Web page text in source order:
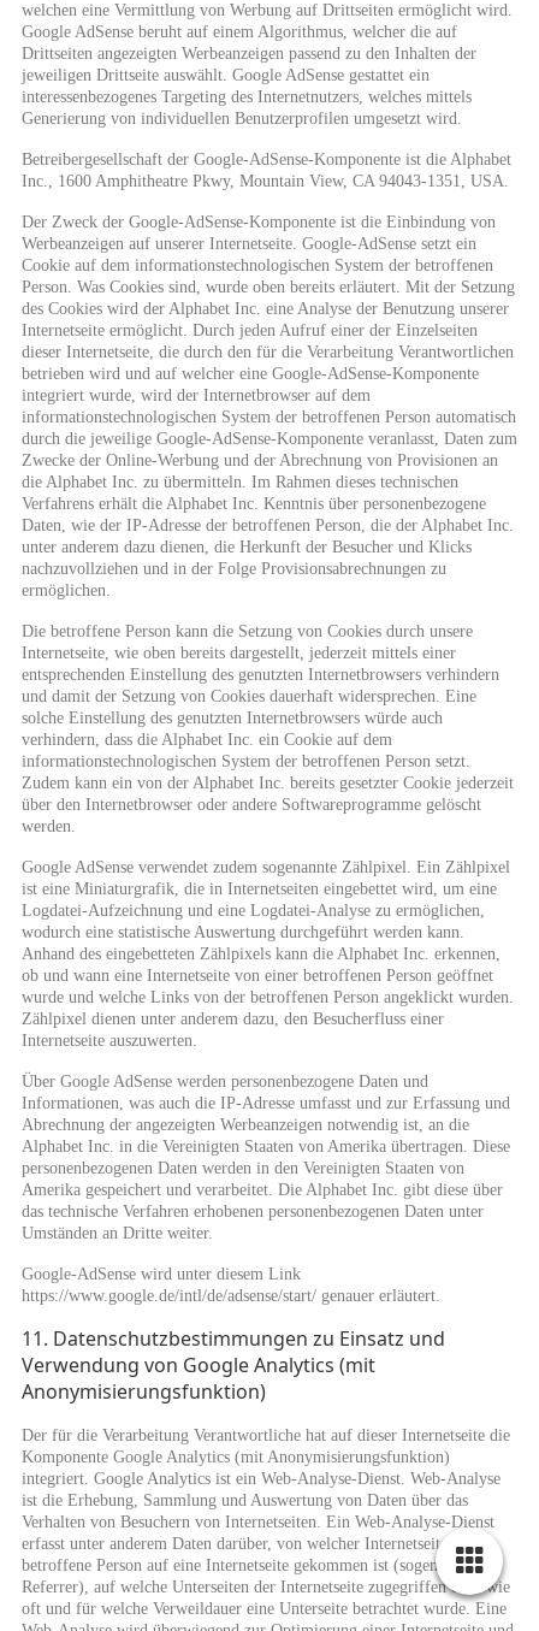
welchen eine Vermittlung von Werbung auf Drittseiten ermöglicht wird.
Google AdSense beruht auf einem Algorithmus, welcher die auf
Drittseiten angezeigten Werbeanzeigen passend zu den Inhalten der
jeweiligen Drittseite auswählt. Google AdSense gestattet ein
interessenbezogenes Targeting des Internetnutzers, welches mittels
Generierung von individuellen Benutzerprofilen umgesetzt wird.
Betreibergesellschaft der Google-AdSense-Komponente ist die Alphabet
Inc., 1600 Amphitheatre Pkwy, Mountain View, CA 94043-1351, USA.
Der Zweck der Google-AdSense-Komponente ist die Einbindung von
Werbeanzeigen auf unserer Internetseite. Google-AdSense setzt ein
Cookie auf dem informationstechnologischen System der betroffenen
Person. Was Cookies sind, wurde oben bereits erläutert. Mit der Setzung
des Cookies wird der Alphabet Inc. eine Analyse der Benutzung unserer
Internetseite ermöglicht. Durch jeden Aufruf einer der Einzelseiten
dieser Internetseite, die durch den für die Verarbeitung Verantwortlichen
betrieben wird und auf welcher eine Google-AdSense-Komponente
integriert wurde, wird der Internetbrowser auf dem
informationstechnologischen System der betroffenen Person automatisch
durch die jeweilige Google-AdSense-Komponente veranlasst, Daten zum
Zwecke der Online-Werbung und der Abrechnung von Provisionen an
die Alphabet Inc. zu übermitteln. Im Rahmen dieses technischen
Verfahrens erhält die Alphabet Inc. Kenntnis über personenbezogene
Daten, wie der IP-Adresse der betroffenen Person, die der Alphabet Inc.
unter anderem dazu dienen, die Herkunft der Besucher und Klicks
nachzuvollziehen und in der Folge Provisionsabrechnungen zu
ermöglichen.
Die betroffene Person kann die Setzung von Cookies durch unsere
Internetseite, wie oben bereits dargestellt, jederzeit mittels einer
entsprechenden Einstellung des genutzten Internetbrowsers verhindern
und damit der Setzung von Cookies dauerhaft widersprechen. Eine
solche Einstellung des genutzten Internetbrowsers würde auch
verhindern, dass die Alphabet Inc. ein Cookie auf dem
informationstechnologischen System der betroffenen Person setzt.
Zudem kann ein von der Alphabet Inc. bereits gesetzter Cookie jederzeit
über den Internetbrowser oder andere Softwareprogramme gelöscht
werden.
Google AdSense verwendet zudem sogenannte Zählpixel. Ein Zählpixel
ist eine Miniaturgrafik, die in Internetseiten eingebettet wird, um eine
Logdatei-Aufzeichnung und eine Logdatei-Analyse zu ermöglichen,
wodurch eine statistische Auswertung durchgeführt werden kann.
Anhand des eingebetteten Zählpixels kann die Alphabet Inc. erkennen,
ob und wann eine Internetseite von einer betroffenen Person geöffnet
wurde und welche Links von der betroffenen Person angeklickt wurden.
Zählpixel dienen unter anderem dazu, den Besucherfluss einer
Internetseite auszuwerten.
Über Google AdSense werden personenbezogene Daten und
Informationen, was auch die IP-Adresse umfasst und zur Erfassung und
Abrechnung der angezeigten Werbeanzeigen notwendig ist, an die
Alphabet Inc. in die Vereinigten Staaten von Amerika übertragen. Diese
personenbezogenen Daten werden in den Vereinigten Staaten von
Amerika gespeichert und verarbeitet. Die Alphabet Inc. gibt diese über
das technische Verfahren erhobenen personenbezogenen Daten unter
Umständen an Dritte weiter.
Google-AdSense wird unter diesem Link
https://www.google.de/intl/de/adsense/start/ genauer erläutert.
11. Datenschutzbestimmungen zu Einsatz und
Verwendung von Google Analytics (mit
Anonymisierungsfunktion)
Der für die Verarbeitung Verantwortliche hat auf dieser Internetseite die
Komponente Google Analytics (mit Anonymisierungsfunktion)
integriert. Google Analytics ist ein Web-Analyse-Dienst. Web-Analyse
ist die Erhebung, Sammlung und Auswertung von Daten über das
Verhalten von Besuchern von Internetseiten. Ein Web-Analyse-Dienst
erfasst unter anderem Daten darüber, von welcher Internetseite eine
betroffene Person auf eine Internetseite gekommen ist (sogenannte
Referrer), auf welche Unterseiten der Internetseite zugegriffen oder wie
oft und für welche Verweildauer eine Unterseite betrachtet wurde. Eine